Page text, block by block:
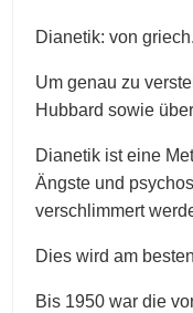
Dianetik: von griech.
Um genau zu
Hubbard sowie
Dianetik ist eine
Ängste und
verschlimmert
Dies wird am
Bis 1950 war die